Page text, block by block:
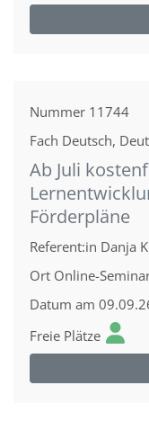
Nummer 11744
Fach Deutsch,
Ab Juli
Förderpläne
Referent:in Danja
Ort Online-
Datum am
Freie Plätze